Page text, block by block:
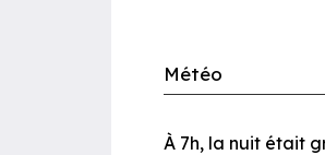
Météo
À 7h, la nuit était